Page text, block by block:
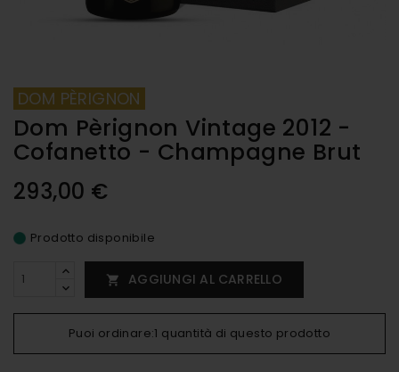
DOM PÈRIGNON
Dom Pèrignon Vintage 2012 -
Cofanetto - Champagne Brut
293,00 €
Prodotto disponibile
 AGGIUNGI AL CARRELLO
Puoi ordinare:1 quantità di questo prodotto